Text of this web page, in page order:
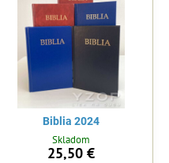
Biblia 2024
Skladom
25,50 €